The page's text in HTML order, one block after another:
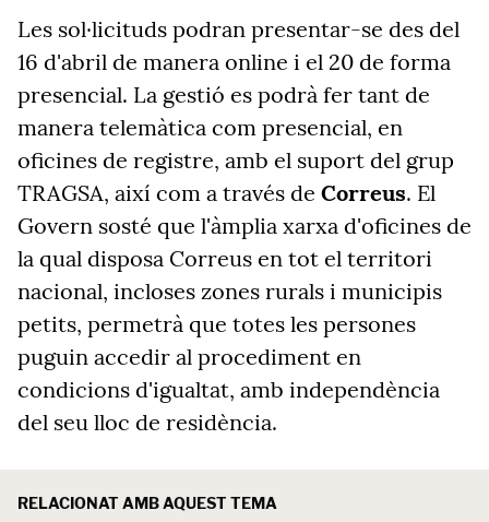
Les sol·licituds podran presentar-se des del
16 d'abril de manera online i el 20 de forma
presencial. La gestió es podrà fer tant de
manera telemàtica com presencial, en
oficines de registre, amb el suport del grup
TRAGSA, així com a través de Correus. El
Govern sosté que l'àmplia xarxa d'oficines de
la qual disposa Correus en tot el territori
nacional, incloses zones rurals i municipis
petits, permetrà que totes les persones
puguin accedir al procediment en
condicions d'igualtat, amb independència
del seu lloc de residència.
RELACIONAT AMB AQUEST TEMA